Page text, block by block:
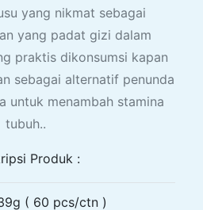
yang nikmat sebagai
yang padat gizi dalam
praktis dikonsumsi kapan
sebagai alternatif penunda
untuk menambah stamina
tubuh..
Produk :
( 60 pcs/ctn )